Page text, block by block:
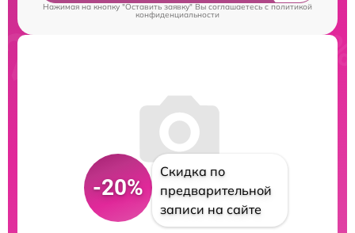
Нажимая на кнопку "Оставить заявку" Вы соглашаетесь cполитикой
конфиденциальности
-20%
Скидка по
предварительной
записи на сайте